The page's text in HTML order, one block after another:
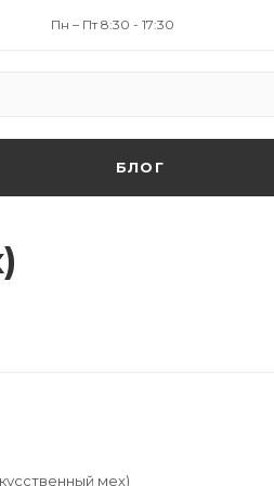
Пн – Пт 8:30 - 17:30
БЛОГ
мех)